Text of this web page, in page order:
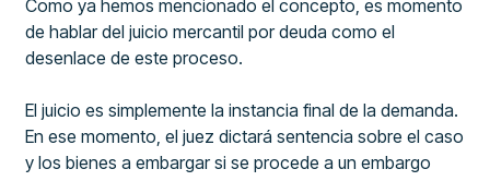
Como ya hemos mencionado el concepto, es momento
de hablar del juicio mercantil por deuda como el
desenlace de este proceso.
El juicio es simplemente la instancia final de la demanda.
En ese momento, el juez dictará sentencia sobre el caso
y los bienes a embargar si se procede a un embargo